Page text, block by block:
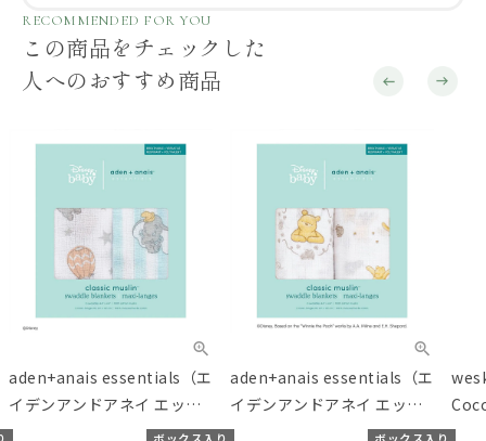
RECOMMENDED FOR YOU
この商品をチェックした
人へのおすすめ商品
aden+anais essentials（エ
イデンアンドアネイ エッセ
ンシャルズ）【日本正規
aden+anais essentials（エ
イデンアンドアネイ エッセ
ンシャルズ）【日本正規